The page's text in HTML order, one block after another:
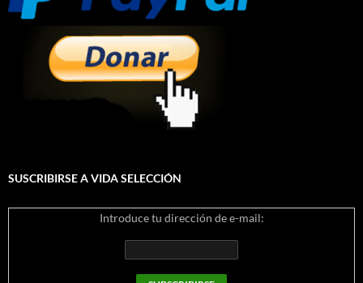
SUSCRIBIRSE A VIDA SELECCIÓN
Introduce tu dirección de e-mail: